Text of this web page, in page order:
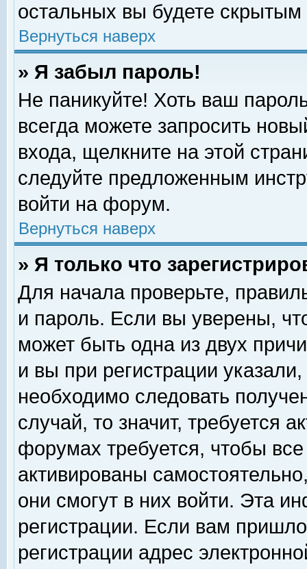
остальных вы будете скрытым
Вернуться наверх
» Я забыл пароль!
Не паникуйте! Хоть ваш
всегда можете запросить
входа, щелкните на этой
следуйте предложенным
войти на форум.
Вернуться наверх
» Я только что
Для начала проверьте,
и пароль. Если вы уверены,
может быть одна из двух
и вы при регистрации
необходимо следовать
случай, то значит, требуется
форумах требуется, чтобы
активированы
они смогут в них войти. Эта
регистрации. Если вам
регистрации адрес